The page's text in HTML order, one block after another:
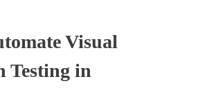
Visual
Testing in